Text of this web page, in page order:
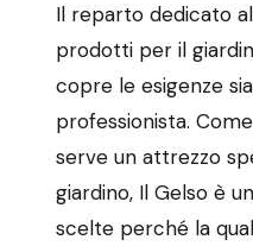
Il reparto dedicato
prodotti per il
copre le esigenze
professionista.
serve un attrezzo
giardino, Il Gelso è
scelte perché la